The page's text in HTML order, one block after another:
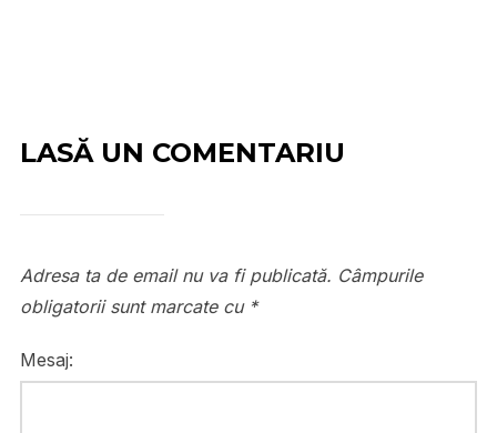
LASĂ UN COMENTARIU
Adresa ta de email nu va fi publicată. Câmpurile
obligatorii sunt marcate cu *
Mesaj: